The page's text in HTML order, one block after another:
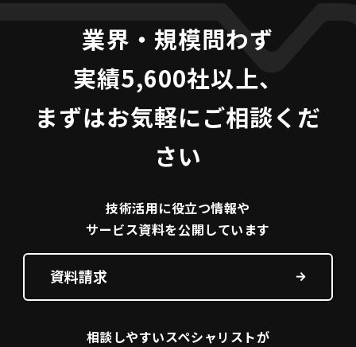
業界・規模問わず
実績5,600社以上、
まずはお気軽にご相談くだ
さい
技術活用に役立つ情報や
サービス資料を公開しています
資料請求
相談しやすいスペシャリストが